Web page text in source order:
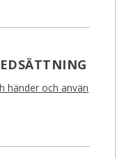
händer och använ